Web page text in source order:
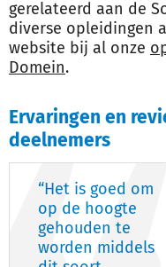
gerelateerd aan de
diverse opleidingen
website bij al onze
Domein.
Ervaringen en
deelnemers
“Het is goed om
op de hoogte
gehouden te
worden middels